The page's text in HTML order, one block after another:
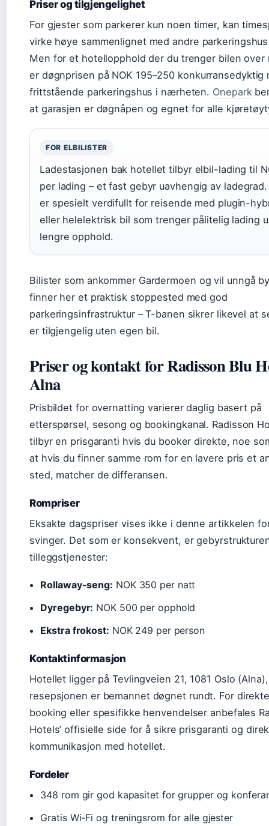
Priser og tilgjengelighet
For gjester som parkerer kun noen timer, kan
virke høye sammenlignet med andre
Men for et hotellopphold der du trenger bilen over
er døgnprisen på NOK 195–250 konkurransedyktig
frittstående parkeringshus i nærheten. Onepark
at garasjen er døgnåpen og egnet for alle
FOR ELBILISTER
Ladestasjonen bak hotellet tilbyr elbil-lading til
per lading – et fast gebyr uavhengig av
er spesielt verdifullt for reisende med plugin-
eller helelektrisk bil som trenger pålitelig lading
lengre opphold.
Bilister som ankommer Gardermoen og vil unngå
finner her et praktisk stoppested med god
parkeringsinfrastruktur – T-banen sikrer likevel at
er tilgjengelig uten egen bil.
Priser og kontakt for Radisson Blu
Alna
Prisbildet for overnatting varierer daglig basert på
etterspørsel, sesong og bookingkanal. Radisson
tilbyr en prisgaranti hvis du booker direkte, noe
at hvis du finner samme rom for en lavere pris et
sted, matcher de differansen.
Rompriser
Eksakte dagspriser vises ikke i denne artikkelen
svinger. Det som er konsekvent, er
tilleggstjenester:
Rollaway-seng: NOK 350 per natt
Dyregebyr: NOK 500 per opphold
Ekstra frokost: NOK 249 per person
Kontaktinformasjon
Hotellet ligger på Tevlingveien 21, 1081 Oslo
resepsjonen er bemannet døgnet rundt. For
booking eller spesifikke henvendelser anbefales
Hotels’ offisielle side for å sikre prisgaranti og
kommunikasjon med hotellet.
Fordeler
348 rom gir god kapasitet for grupper og
Gratis Wi-Fi og treningsrom for alle gjester